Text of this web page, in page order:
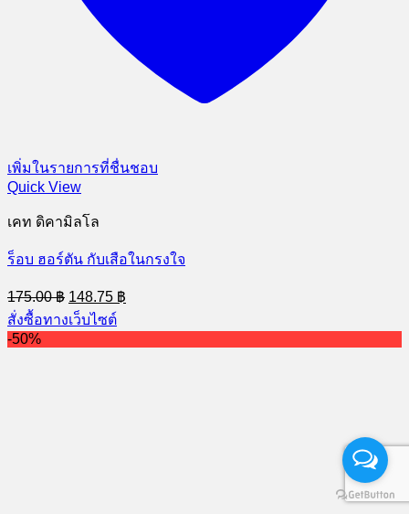
เพิ่มในรายการที่ชื่นชอบ
Quick View
เคท ดิคามิลโล
ร็อบ ฮอร์ตัน กับเสือในกรงใจ
175.00฿ Original
price
was:
175.00 ฿.
148.75 ฿
price
148.75 ฿.
สั่งซื้อทางเว็บไซต์
-50%